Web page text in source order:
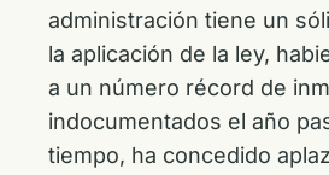
administración tiene un
la aplicación de la ley,
a un número récord de
indocumentados el año
tiempo, ha concedido